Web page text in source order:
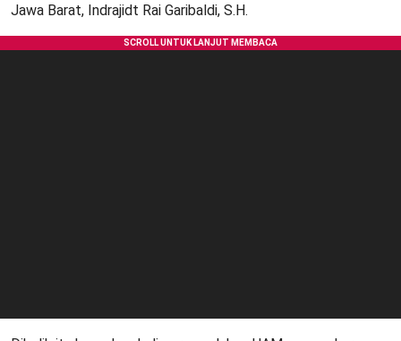
Jawa Barat, Indrajidt Rai Garibaldi, S.H.